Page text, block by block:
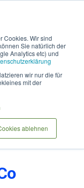
Cookies. Wir sind
Sie natürlich der
Analytics etc) und
wir nur die für
mit der
ablehnen